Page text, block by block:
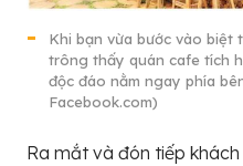
Khi bạn vừa bước vào biệt
trông thấy quán cafe tích
độc đáo nằm ngay phía
Facebook.com)
Ra mắt và đón tiếp